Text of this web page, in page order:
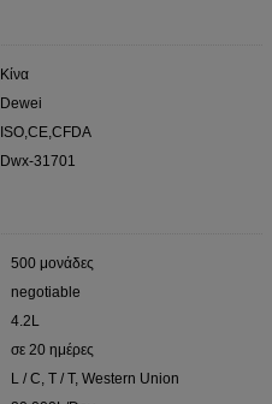
Κίνα
Dewei
ISO,CE,CFDA
Dwx-31701
500 μονάδες
negotiable
4.2L
σε 20 ημέρες
L / C, T / T, Western Union